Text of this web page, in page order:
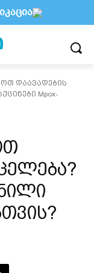
დაავადების
Mpox-